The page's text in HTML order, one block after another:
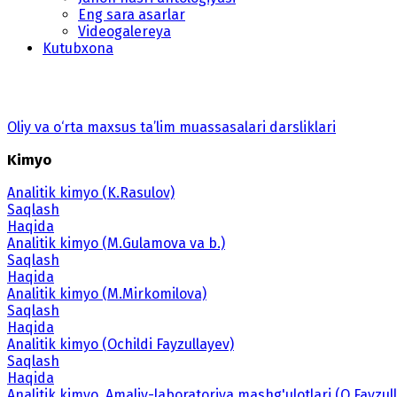
Eng sara asarlar
Videogalereya
Kutubxona
Oliy va o‘rta maxsus ta’lim muassasalari darsliklari
Kimyo
Analitik kimyo (K.Rasulov)
Saqlash
Haqida
Analitik kimyo (M.Gulamova va b.)
Saqlash
Haqida
Analitik kimyo (M.Mirkomilova)
Saqlash
Haqida
Analitik kimyo (Ochildi Fayzullayev)
Saqlash
Haqida